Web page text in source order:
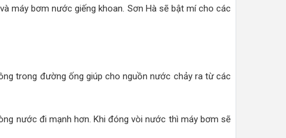
máy bơm nước giếng khoan. Sơn Hà sẽ bật mí cho các
trong đường ống giúp cho nguồn nước chảy ra từ các
nước đi mạnh hơn. Khi đóng vòi nước thì máy bơm sẽ